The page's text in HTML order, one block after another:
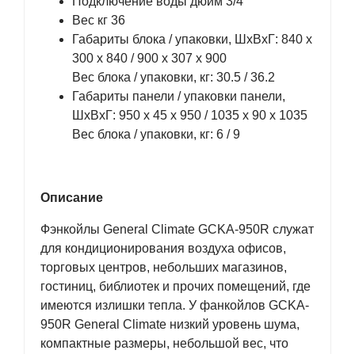
Вес кг 36
Габариты блока / упаковки, ШхВхГ: 840 х
300 х 840 / 900 х 307 х 900
Вес блока / упаковки, кг: 30.5 / 36.2
Габариты панели / упаковки панели,
ШхВхГ: 950 х 45 х 950 / 1035 х 90 х 1035
Вес блока / упаковки, кг: 6 / 9
Описание
Фэнкойлы General Climate GCKA-950R служат
для кондиционирования воздуха офисов,
торговых центров, небольших магазинов,
гостиниц, библиотек и прочих помещений, где
имеются излишки тепла. У фанкойлов GCKA-
950R General Climate низкий уровень шума,
компактные размеры, небольшой вес, что